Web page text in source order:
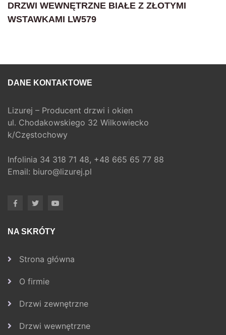
DRZWI WEWNĘTRZNE BIAŁE Z ZŁOTYMI
WSTAWKAMI LW579
DANE KONTAKTOWE
Lizurej – Producent drzwi i okien
ul. Chodakowskiego 32 Wilkowiecko
k/Częstochowy
Infolinia 34 318 71 48, +48 665 65 77 88
Email: biuro@lizurej.pl
NA SKRÓTY
Strona główna
O firmie
Drzwi zewnętrzne
Drzwi wewnętrzne